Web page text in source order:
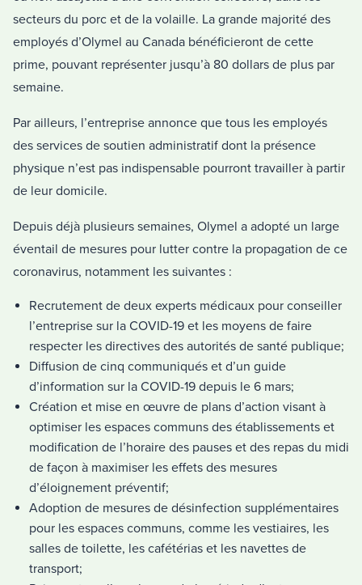
secteurs du porc et de la volaille. La grande majorité des
employés d’Olymel au Canada bénéficieront de cette
prime, pouvant représenter jusqu’à 80 dollars de plus par
semaine.
Par ailleurs, l’entreprise annonce que tous les employés
des services de soutien administratif dont la présence
physique n’est pas indispensable pourront travailler à partir
de leur domicile.
Depuis déjà plusieurs semaines, Olymel a adopté un large
éventail de mesures pour lutter contre la propagation de ce
coronavirus, notamment les suivantes :
Recrutement de deux experts médicaux pour conseiller
l’entreprise sur la COVID-19 et les moyens de faire
respecter les directives des autorités de santé publique;
Diffusion de cinq communiqués et d’un guide
d’information sur la COVID-19 depuis le 6 mars;
Création et mise en œuvre de plans d’action visant à
optimiser les espaces communs des établissements et
modification de l’horaire des pauses et des repas du midi
de façon à maximiser les effets des mesures
d’éloignement préventif;
Adoption de mesures de désinfection supplémentaires
pour les espaces communs, comme les vestiaires, les
salles de toilette, les cafétérias et les navettes de
transport;